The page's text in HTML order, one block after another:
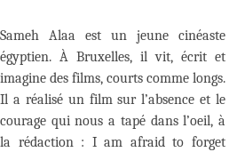
Sameh Alaa est un jeune cinéaste
égyptien. À Bruxelles, il vit, écrit et
imagine des films, courts comme longs.
Il a réalisé un film sur l’absence et le
courage qui nous a tapé dans l’oeil, à
la rédaction : I am afraid to forget